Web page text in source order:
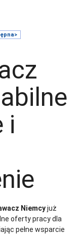
i
Niemcyjuż
oferty pracy dla
pełne wsparcie